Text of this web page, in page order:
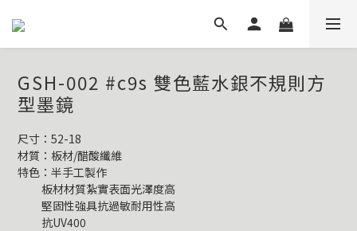
GSH-002 #c9s 雙色藍水銀不規則方
型墨鏡
尺寸：52-18
材質：板材/醋酸纖維
特色：半手工製作
          板材材質紮實表面光澤度高
          堅固性強具抗過敏耐用性高
          抗UV400